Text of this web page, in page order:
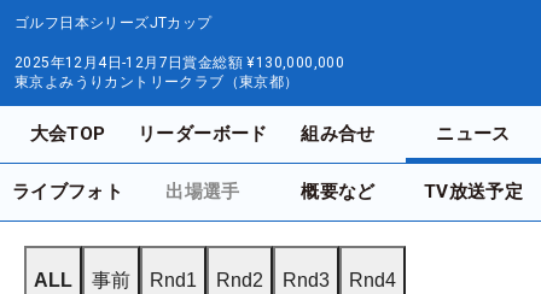
ゴルフ日本シリーズJTカップ
2025年12月4日-12月7日賞金総額 ¥130,000,000
東京よみうりカントリークラブ（東京都）
大会TOP リーダーボード 組み合せ ニュース
ライブフォト 出場選手 概要など TV放送予定
ALL 事前 Rnd1 Rnd2 Rnd3 Rnd4